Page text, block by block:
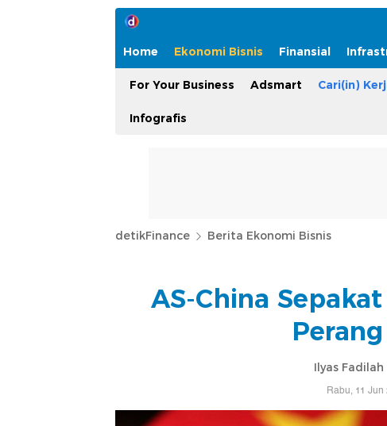
Home Ekonomi Bisnis Finansial
For Your Business Adsmart Cari(in)
Infografis
detikFinance Berita Ekonomi Bisnis
AS-China
Ilyas Fadilah
Rabu, 11